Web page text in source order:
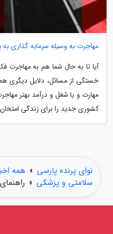
مهاجرت به وسیله سرمایه گذاری به
آیا تا به حال شما هم به مهاجرت
خستگی از مسائل، دلایل دیگری
مهارت و یا شغل و درآمد بهتر
کشوری جدید را برای زندگی امتحان
نوای پرنده پارسی » همه
سلامتی و پزشکی »